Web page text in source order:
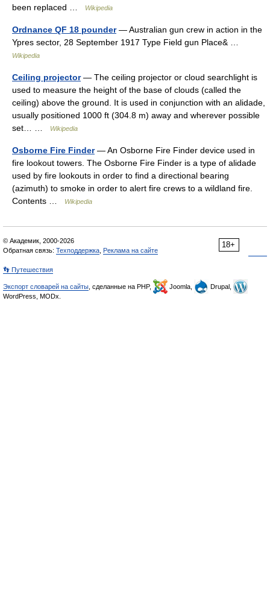
been replaced …
Wikipedia
Ordnance QF 18 pounder— Australian gun crew in action in the
Ypres sector, 28 September 1917 Type Field gun Place& …
Wikipedia
Ceiling projector— The ceiling projector or cloud searchlight is
used to measure the height of the base of clouds (called the
ceiling) above the ground. It is used in conjunction with an alidade,
usually positioned 1000 ft (304.8 m) away and wherever possible
set… …
Wikipedia
Osborne Fire Finder— An Osborne Fire Finder device used in
fire lookout towers. The Osborne Fire Finder is a type of alidade
used by fire lookouts in order to find a directional bearing
(azimuth) to smoke in order to alert fire crews to a wildland fire.
Contents …
Wikipedia
18+
© Академик, 2000-2026
Обратная связь: Техподдержка Реклама на сайте
👣 Путешествия
Экспорт словарей на сайты , сделанные на PHP, Joomla,
Drupal,
WordPress, MODx.